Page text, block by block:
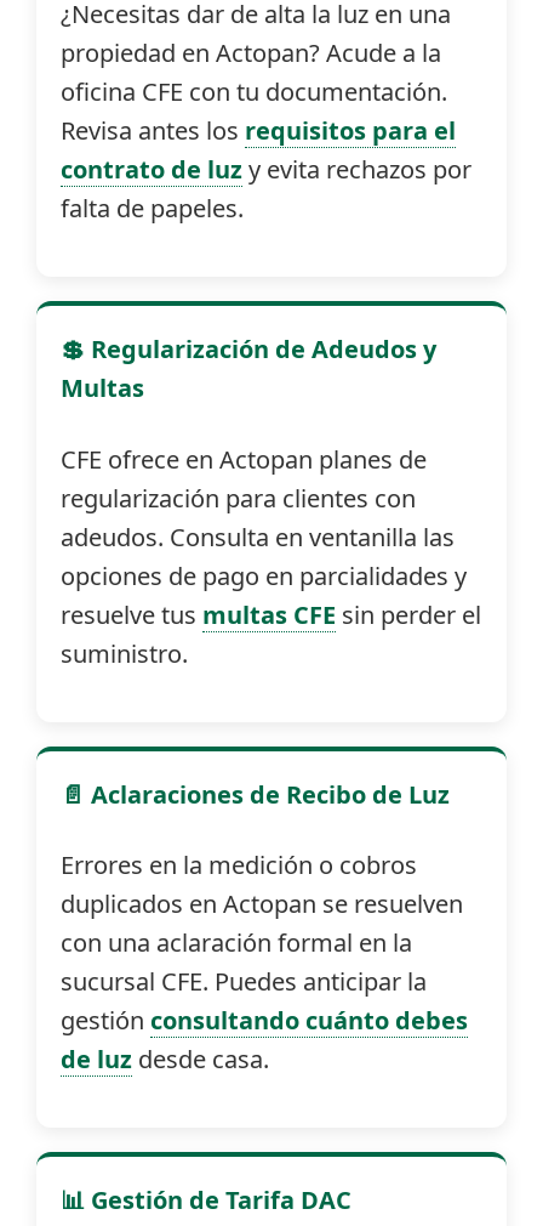
¿Necesitas dar de alta la luz en una
propiedad en Actopan? Acude a la
oficina CFE con tu documentación.
Revisa antes los requisitos para el
contrato de luzy evita rechazos por
falta de papeles.
💲 Regularización de Adeudos y
Multas
CFE ofrece en Actopan planes de
regularización para clientes con
adeudos. Consulta en ventanilla las
opciones de pago en parcialidades y
resuelve tus multas CFE sin perder el
suministro.
📄 Aclaraciones de Recibo de Luz
Errores en la medición o cobros
duplicados en Actopan se resuelven
con una aclaración formal en la
sucursal CFE. Puedes anticipar la
gestión consultando cuánto debes
de luz desde casa.
📊 Gestión de Tarifa DAC